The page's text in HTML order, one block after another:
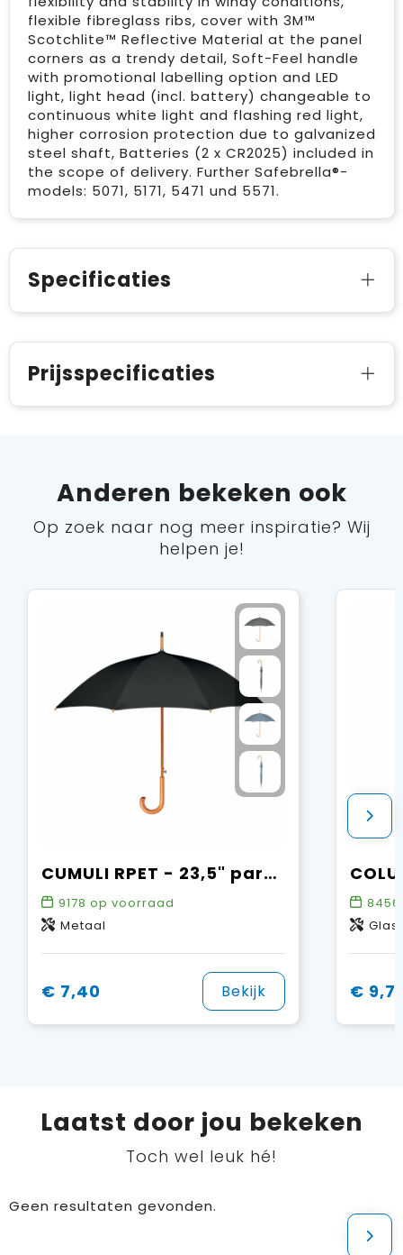
flexible fibreglass ribs, cover with 3M™
Scotchlite™ Reflective Material at the panel
corners as a trendy detail, Soft-Feel handle
with promotional labelling option and LED
light, light head (incl. battery) changeable to
continuous white light and flashing red light,
higher corrosion protection due to galvanized
steel shaft, Batteries (2 x CR2025) included in
the scope of delivery. Further Safebrella®-
models: 5071, 5171, 5471 und 5571.
Specificaties
Prijsspecificaties
Anderen bekeken ook
Op zoek naar nog meer inspiratie? Wij
helpen je!
CUMULI RPET - 23,5" paraplu RPET
9178 op voorraad
Metaal
€ 7,40 Bekijk
8456
Glas
€
Laatst door jou bekeken
Toch wel leuk hé!
Geen resultaten gevonden.